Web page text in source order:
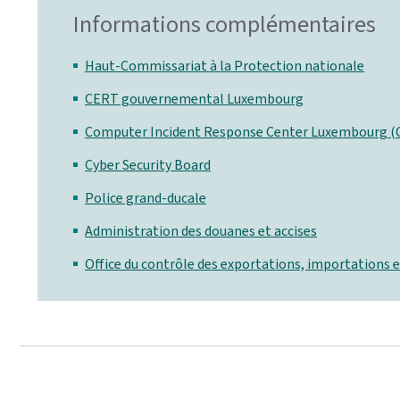
Informations complémentaires
Haut-Commissariat à la Protection nationale
CERT gouvernemental Luxembourg
Computer Incident Response Center Luxembourg
Cyber Security Board
Police grand-ducale
Administration des douanes et accises
Office du contrôle des exportations, importations